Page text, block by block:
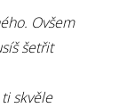
Ovšem
šetřit
skvěle